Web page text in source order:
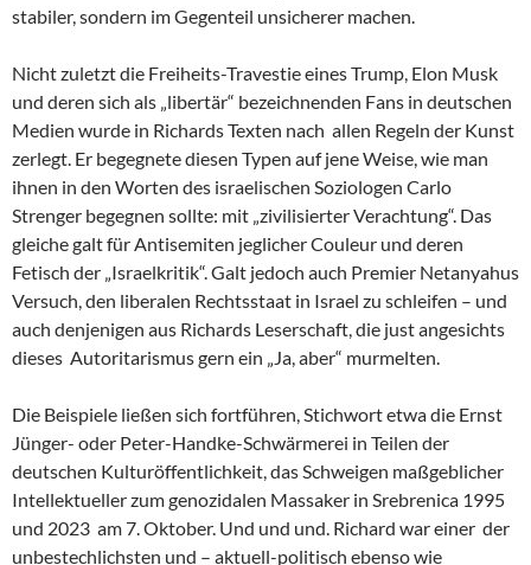
stabiler, sondern im Gegenteil unsicherer machen.
Nicht zuletzt die Freiheits-Travestie eines Trump, Elon Musk
und deren sich als „libertär“ bezeichnenden Fans in deutschen
Medien wurde in Richards Texten nach allen Regeln der Kunst
zerlegt. Er begegnete diesen Typen auf jene Weise, wie man
ihnen in den Worten des israelischen Soziologen Carlo
Strenger begegnen sollte: mit „zivilisierter Verachtung“. Das
gleiche galt für Antisemiten jeglicher Couleur und deren
Fetisch der „Israelkritik“. Galt jedoch auch Premier Netanyahus
Versuch, den liberalen Rechtsstaat in Israel zu schleifen – und
auch denjenigen aus Richards Leserschaft, die just angesichts
dieses Autoritarismus gern ein „Ja, aber“ murmelten.
Die Beispiele ließen sich fortführen, Stichwort etwa die Ernst
Jünger- oder Peter-Handke-Schwärmerei in Teilen der
deutschen Kulturöffentlichkeit, das Schweigen maßgeblicher
Intellektueller zum genozidalen Massaker in Srebrenica 1995
und 2023 am 7. Oktober. Und und und. Richard war einer der
unbestechlichsten und – aktuell-politisch ebenso wie